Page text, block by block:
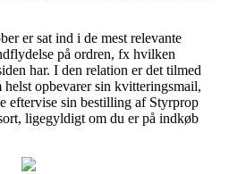
er sat ind i de mest relevante
på ordren, fx hvilken
har. I den relation er det tilmed
helst opbevarer sin kvitteringsmail,
eftervise sin bestilling af Styrprop
ligegyldigt om du er på indkøb